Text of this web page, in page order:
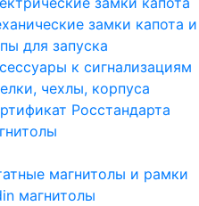
замки капота
для запуска
к сигнализациям
чехлы, корпуса
Росстандарта
магнитолы и рамки
магнитолы